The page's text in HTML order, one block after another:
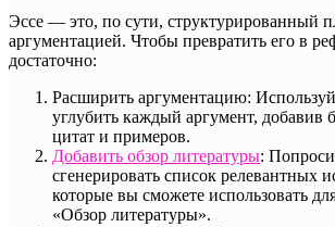
Эссе — это, по сути, структурированный
аргументацией. Чтобы превратить его в
достаточно:
Расширить аргументацию:
углубить каждый аргумент, добавив
цитат и примеров.
Добавить обзор литературы:
сгенерировать список релевантных
которые вы сможете использовать
«Обзор литературы».